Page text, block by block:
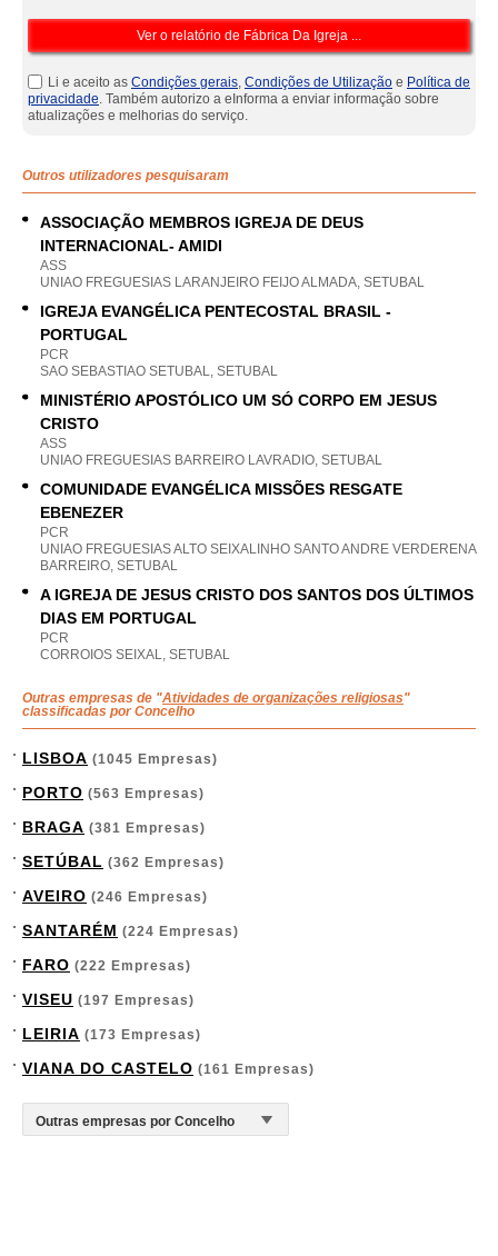
Li e aceito as Condições gerais, Condições de Utilização e Política de
privacidade. Também autorizo a eInforma a enviar informação sobre
atualizações e melhorias do serviço.
Outros utilizadores pesquisaram
ASSOCIAÇÃO MEMBROS IGREJA DE DEUS
INTERNACIONAL- AMIDI
ASS
UNIAO FREGUESIAS LARANJEIRO FEIJO ALMADA, SETUBAL
IGREJA EVANGÉLICA PENTECOSTAL BRASIL -
PORTUGAL
PCR
SAO SEBASTIAO SETUBAL, SETUBAL
MINISTÉRIO APOSTÓLICO UM SÓ CORPO EM JESUS
CRISTO
ASS
UNIAO FREGUESIAS BARREIRO LAVRADIO, SETUBAL
COMUNIDADE EVANGÉLICA MISSÕES RESGATE
EBENEZER
PCR
UNIAO FREGUESIAS ALTO SEIXALINHO SANTO ANDRE VERDERENA
BARREIRO, SETUBAL
A IGREJA DE JESUS CRISTO DOS SANTOS DOS ÚLTIMOS
DIAS EM PORTUGAL
PCR
CORROIOS SEIXAL, SETUBAL
Outras empresas de "Atividades de organizações religiosas"
classificadas por Concelho
LISBOA (1045 Empresas)
PORTO (563 Empresas)
BRAGA (381 Empresas)
SETÚBAL (362 Empresas)
AVEIRO (246 Empresas)
SANTARÉM (224 Empresas)
FARO (222 Empresas)
VISEU (197 Empresas)
LEIRIA (173 Empresas)
VIANA DO CASTELO (161 Empresas)